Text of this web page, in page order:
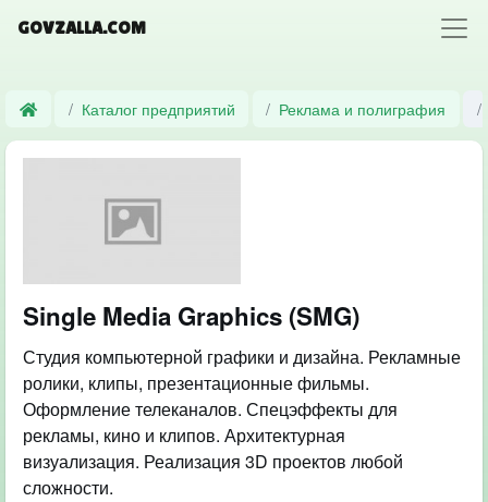
GOVZALLA.COM
Каталог предприятий Реклама и полиграфия
Single Media Graphics (SMG)
Студия компьютерной графики и дизайна. Рекламные
ролики, клипы, презентационные фильмы.
Оформление телеканалов. Спецэффекты для
рекламы, кино и клипов. Архитектурная
визуализация. Реализация 3D проектов любой
сложности.